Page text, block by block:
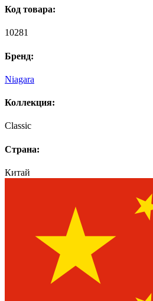
Код товара:
10281
Бренд:
Niagara
Коллекция:
Classic
Страна:
Китай